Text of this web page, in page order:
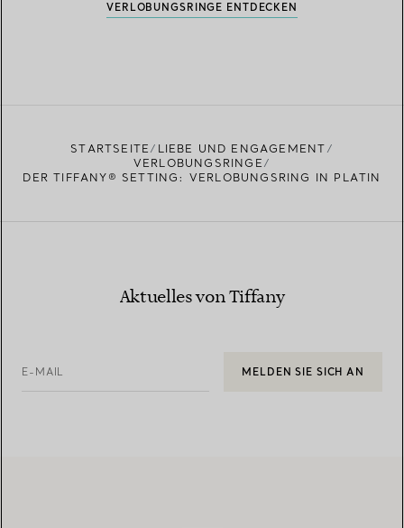
VERLOBUNGSRINGE ENTDECKEN
STARTSEITE
LIEBE UND ENGAGEMENT
VERLOBUNGSRINGE
DER TIFFANY® SETTING: VERLOBUNGSRING IN PLATIN
Aktuelles von Tiffany
E-MAIL MELDEN SIE SICH AN